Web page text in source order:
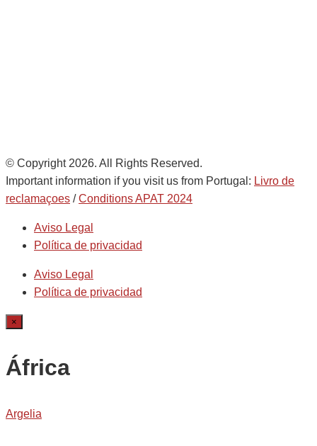
© Copyright 2026. All Rights Reserved.
Important information if you visit us from Portugal: Livro de
reclamaçoes /Conditions APAT 2024
Aviso Legal
Política de privacidad
Aviso Legal
Política de privacidad
×
África
Argelia